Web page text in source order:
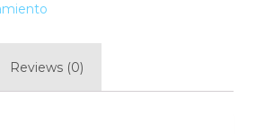
Reviews (0)